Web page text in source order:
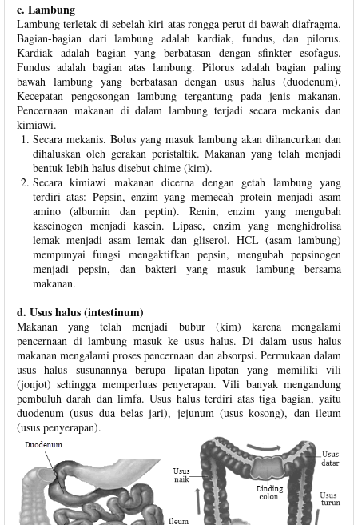
c. Lambung
Lambung terletak di sebelah kiri atas rongga perut di bawah diafragma.
Bagian-bagian dari lambung adalah kardiak, fundus, dan pilorus.
Kardiak adalah bagian yang berbatasan dengan sfinkter esofagus.
Fundus adalah bagian atas lambung. Pilorus adalah bagian paling
bawah lambung yang berbatasan dengan usus halus (duodenum).
Kecepatan pengosongan lambung tergantung pada jenis makanan.
Pencernaan makanan di dalam lambung terjadi secara mekanis dan
kimiawi.
Secara mekanis. Bolus yang masuk lambung akan dihancurkan dan
dihaluskan oleh gerakan peristaltik. Makanan yang telah menjadi
bentuk lebih halus disebut chime (kim).
Secara kimiawi makanan dicerna dengan getah lambung yang
terdiri atas: Pepsin, enzim yang memecah protein menjadi asam
amino (albumin dan peptin). Renin, enzim yang mengubah
kaseinogen menjadi kasein. Lipase, enzim yang menghidrolisa
lemak menjadi asam lemak dan gliserol. HCL (asam lambung)
mempunyai fungsi mengaktifkan pepsin, mengubah pepsinogen
menjadi pepsin, dan bakteri yang masuk lambung bersama
makanan.
d. Usus halus (intestinum)
Makanan yang telah menjadi bubur (kim) karena mengalami
pencernaan di lambung masuk ke usus halus. Di dalam usus halus
makanan mengalami proses pencernaan dan absorpsi. Permukaan dalam
usus halus susunannya berupa lipatan-lipatan yang memiliki vili
(jonjot) sehingga memperluas penyerapan. Vili banyak mengandung
pembuluh darah dan limfa. Usus halus terdiri atas tiga bagian, yaitu
duodenum (usus dua belas jari), jejunum (usus kosong), dan ileum
(usus penyerapan).